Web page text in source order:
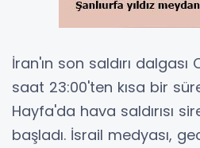
İran'ın son saldırı
saat 23:00'ten kısa bir
Hayfa'da hava saldırısı
başladı. İsrail medyası,